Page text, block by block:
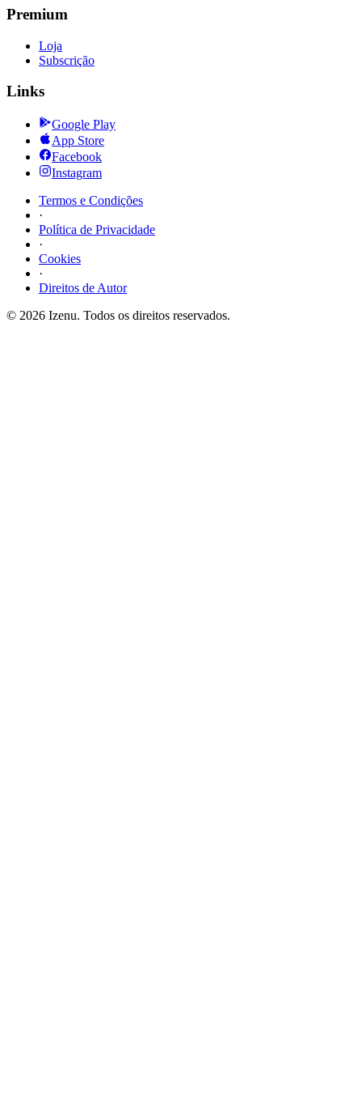
Premium
Loja
Subscrição
Links
Google Play
App Store
Facebook
Instagram
Termos e Condições
·
Política de Privacidade
·
Cookies
·
Direitos de Autor
© 2026 Izenu. Todos os direitos reservados.